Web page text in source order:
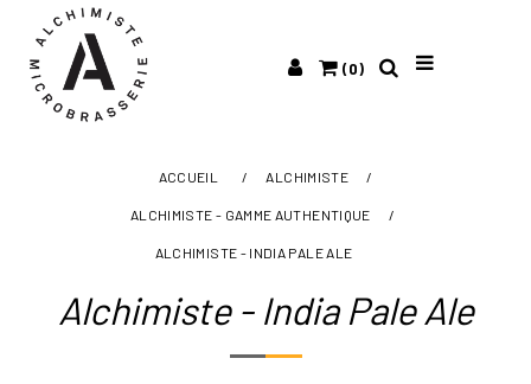
(0)
ACCUEIL / ALCHIMISTE /
ALCHIMISTE - GAMME AUTHENTIQUE /
ALCHIMISTE - INDIA PALE ALE
Alchimiste - India Pale Ale